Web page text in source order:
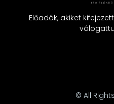
Előadók, akiket
© All